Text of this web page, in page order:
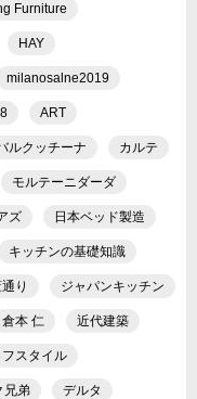
Furniture
HAY
milanosalne2019
ART
ルクッチーナ カルテ
モルテーニダーダ
ズ 日本ベッド製造
キッチンの基礎知識
り ジャパンキッチン
倉本 仁 近代建築
スタイル
兄弟 デルタ